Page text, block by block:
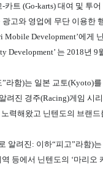
트 (Go-karts) 대여 및 투
고와 영업에 무단 이용
Development’에
Development’ 는 2018년
라함)는 일본 교토(Kyoto)
려진 경주(Racing)게임 시
력해왔고 닌텐도의 브랜
알려진: 이하“피고”라함)
등에서 닌텐도의 ‘마리